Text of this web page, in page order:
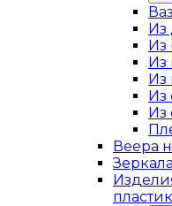
Из
Из
Из
Из
Из
Из
Веера
Зеркала